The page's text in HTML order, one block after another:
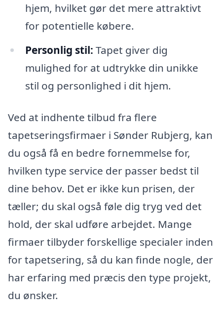
hjem, hvilket gør det mere attraktivt
for potentielle købere.
Personlig stil: Tapet giver dig
mulighed for at udtrykke din unikke
stil og personlighed i dit hjem.
Ved at indhente tilbud fra flere
tapetseringsfirmaer i Sønder Rubjerg, kan
du også få en bedre fornemmelse for,
hvilken type service der passer bedst til
dine behov. Det er ikke kun prisen, der
tæller; du skal også føle dig tryg ved det
hold, der skal udføre arbejdet. Mange
firmaer tilbyder forskellige specialer inden
for tapetsering, så du kan finde nogle, der
har erfaring med præcis den type projekt,
du ønsker.